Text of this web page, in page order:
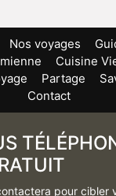
Nos voyages
Cuisine
Partage
Contact
pour cibler